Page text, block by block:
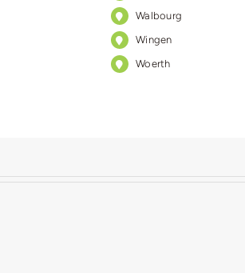
Walbourg
Wingen
Woerth